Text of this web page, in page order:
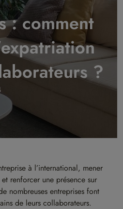
: comment
?
à l’international, mener
renforcer une présence sur
nombreuses entreprises font
de leurs collaborateurs.